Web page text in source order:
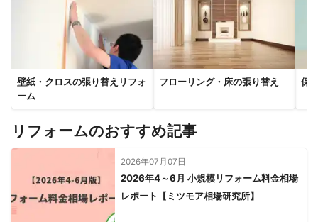
壁紙・クロスの張り替えリフォ
ーム
フローリング・床の張り替え 保
リフォームのおすすめ記事
2026年07月07日
2026年4～6月 小規模リフォーム料金相場
レポート【ミツモア相場研究所】